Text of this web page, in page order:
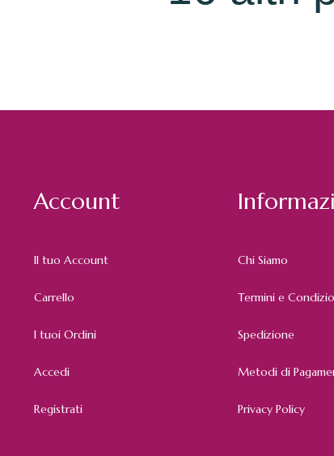
Account
Il tuo Account
Carrello
I tuoi Ordini
Accedi
Registrati
Chi Siamo
Termini e
Spedizione
Metodi di
Privacy Policy